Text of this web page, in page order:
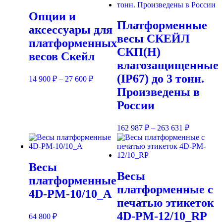
Опции и
аксессуары для
платформенных
весов Скейл
14 900 ₽ – 27 600 ₽
Платформенные
весы СКЕЙЛ
СКП(Н)
влагозащищенные
(IP67) до 3 тонн.
Произведены в
России
162 987 ₽ – 263 631 ₽
Весы
платформенные
4D-PM-10/10_A
64 800 ₽
Весы
платформенные с
печатью этикеток
4D-PM-12/10_RP